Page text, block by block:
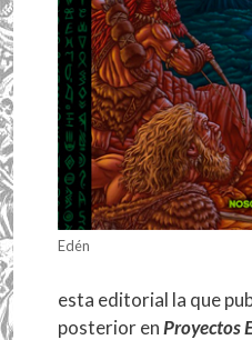
Edén
esta editorial la que
posterior enProyectos